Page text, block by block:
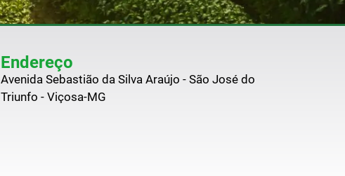
Endereço
Avenida Sebastião da Silva Araújo - São José do
Triunfo - Viçosa-MG